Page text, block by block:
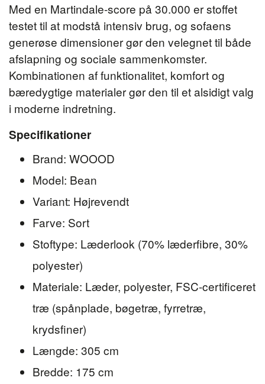
Med en Martindale-score på 30.000 er stoffet
testet til at modstå intensiv brug, og sofaens
generøse dimensioner gør den velegnet til både
afslapning og sociale sammenkomster.
Kombinationen af funktionalitet, komfort og
bæredygtige materialer gør den til et alsidigt valg
i moderne indretning.
Specifikationer
Brand: WOOOD
Model: Bean
Variant: Højrevendt
Farve: Sort
Stoftype: Læderlook (70% læderfibre, 30%
polyester)
Materiale: Læder, polyester, FSC-certificeret
træ (spånplade, bøgetræ, fyrretræ,
krydsfiner)
Længde: 305 cm
Bredde: 175 cm